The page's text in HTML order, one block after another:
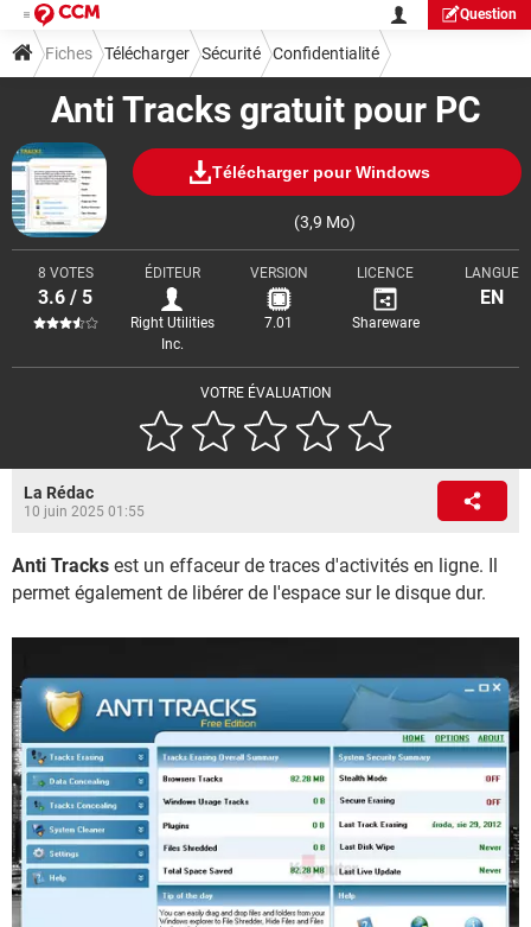
Question
Anti Tracks gratuit pour PC
Télécharger pour Windows
(3,9 Mo)
VOTRE ÉVALUATION
8 VOTES
3.6 / 5
ÉDITEUR
Right Utilities
Inc.
VERSION
7.01
LICENCE
Shareware
LANGUE
EN
Fiches Télécharger Sécurité Confidentialité
La Rédac
10 juin 2025 01:55
Anti Tracks est un effaceur de traces d'activités en ligne. Il
permet également de libérer de l'espace sur le disque dur.